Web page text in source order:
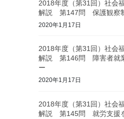
2018年度（第31回）社会
解説 第147問 保護観察
2020年1月17日
2018年度（第31回）社会
解説 第146問 障害者就
ー
2020年1月17日
2018年度（第31回）社会
解説 第145問 就労支援